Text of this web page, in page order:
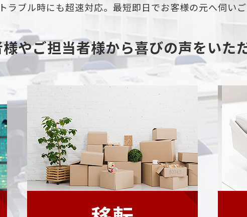
ブル時にも超速対応。最短即日でお客様の元へ伺いご
やご担当者様から喜びの声をいた